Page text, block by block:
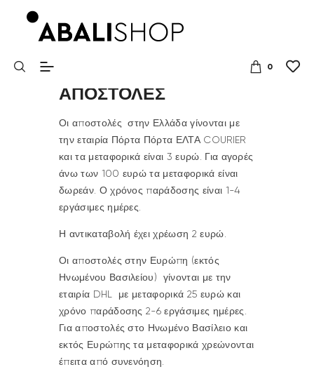
0
ΑΠΟΣΤΟΛΕΣ
Οι αποστολές στην Ελλάδα γίνονται με
την εταιρία Πόρτα Πόρτα ΕΛΤΑ COURIER
και τα μεταφορικά είναι 3 ευρώ. Για αγορές
άνω των 100 ευρώ τα μεταφορικά είναι
δωρεάν. Ο χρόνος παράδοσης είναι 1-4
εργάσιμες ημέρες.
Η αντικαταβολή έχει χρέωση 2 ευρώ.
Οι αποστολές στην Ευρώπη (εκτός
Ηνωμένου Βασιλείου) γίνονται με την
εταιρία DHL με μεταφορικά 25 ευρώ και
χρόνο παράδοσης 2-6 εργάσιμες ημέρες.
Για αποστολές στο Ηνωμένο Βασίλειο και
εκτός Ευρώπης τα μεταφορικά χρεώνονται
έπειτα από συνενόηση.